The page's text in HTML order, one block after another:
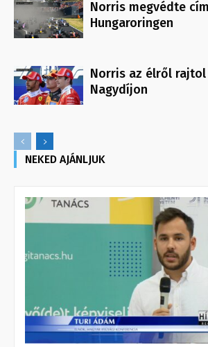
Norris megvédte
Hungaroringen
Norris az élről rajtol
Nagydíjon
NEKED AJÁNLJUK